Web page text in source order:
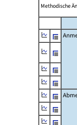
Methodische